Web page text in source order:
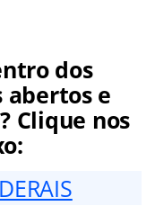
dos
abertos e
Clique nos